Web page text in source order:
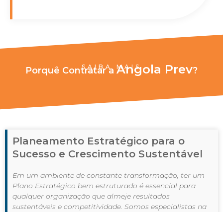
SAIBA MAIS
Porquê Contratar a Angola Prev?
Planeamento Estratégico para o
Sucesso e Crescimento Sustentável
Em um ambiente de constante transformação, ter um
Plano Estratégico bem estruturado é essencial para
qualquer organização que almeje resultados
sustentáveis e competitividade. Somos especialistas na